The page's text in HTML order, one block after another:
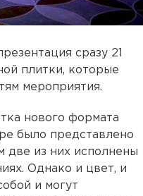
сразу 21
плитки, которые
мероприятия.
нового формата
было представлено
две из них исполнены
Однако и цвет, и
и могут